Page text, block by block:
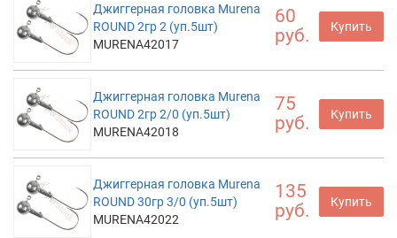
Джиггерная головка Murena
ROUND 2гр 2 (уп.5шт)
MURENA42017
60
руб.
Купить
Джиггерная головка Murena
ROUND 2гр 2/0 (уп.5шт)
MURENA42018
75
руб.
Купить
Джиггерная головка Murena
ROUND 30гр 3/0 (уп.5шт)
MURENA42022
135
руб.
Купить